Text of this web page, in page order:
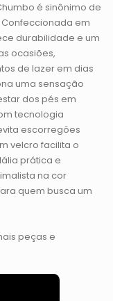
é sinônimo de
em
durabilidade e um
ocasiões,
de lazer em dias
uma sensação
dos pés em
tecnologia
escorregões
velcro facilita o
prática e
na cor
quem busca um
peças e